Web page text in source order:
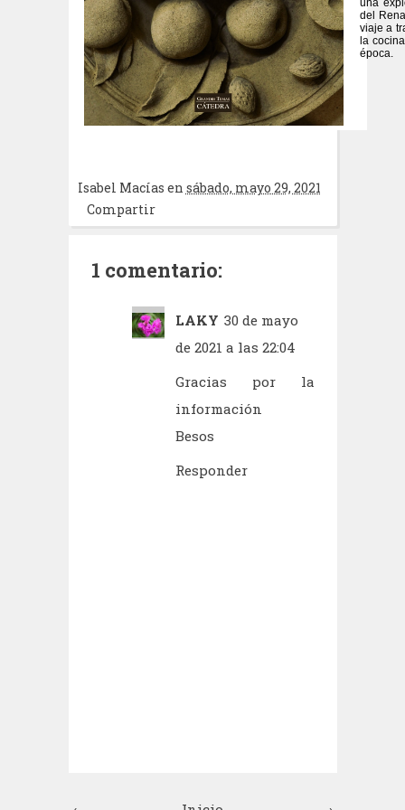
una
del
viaje a
la
época.
Isabel Macías en sábado, mayo 29, 2021
Compartir
1 comentario:
LAKY 30 de mayo
de 2021 a las 22:04
Gracias por la
información
Besos
Responder